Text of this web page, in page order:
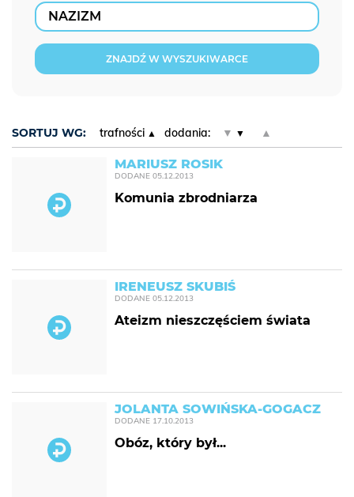
ZNAJDŹ W WYSZUKIWARCE
SORTUJ WG: trafności dodania: ▼ ▲
MARIUSZ ROSIK
DODANE 05.12.2013
Komunia zbrodniarza
IRENEUSZ SKUBIŚ
DODANE 05.12.2013
Ateizm nieszczęściem świata
JOLANTA SOWIŃSKA-GOGACZ
DODANE 17.10.2013
Obóz, który był...